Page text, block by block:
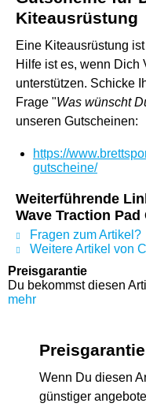
Kiteausrüstung
Eine Kiteausrüstung
Hilfe ist es, wenn Dich
unterstützen. Schicke
Frage "Was wünscht
unseren Gutscheinen:
https://
gutscheine/
Weiterführende
Wave Traction Pad
Fragen zum Artikel?
Weitere Artikel von
Preisgarantie
Du bekommst diesen
mehr
Preisgarantie
Wenn Du diesen
günstiger